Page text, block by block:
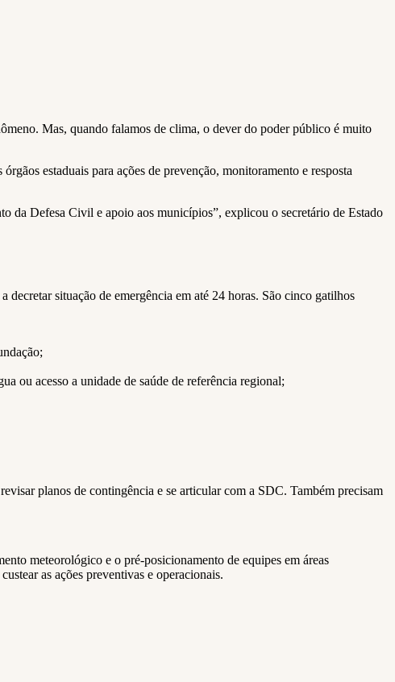
Mas, quando falamos de clima, o dever do poder público é muito
estaduais para ações de prevenção, monitoramento e resposta
da Defesa Civil e apoio aos municípios”, explicou o secretário de Estado
situação de emergência em até 24 horas. São cinco gatilhos
ou acesso a unidade de saúde de referência regional;
planos de contingência e se articular com a SDC. Também precisam
meteorológico e o pré-posicionamento de equipes em áreas
as ações preventivas e operacionais.